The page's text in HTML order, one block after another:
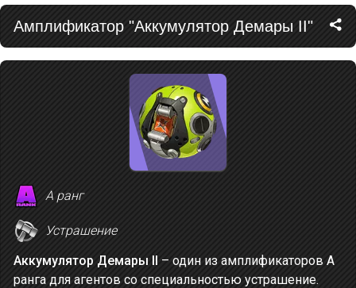
Амплификатор "Аккумулятор Демары II"
A ранг
Устрашение
Аккумулятор Демары II – один из амплификаторов A
ранга для агентов со специальностью устрашение.